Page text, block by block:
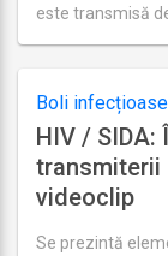
este transmisă
2018
Boli infecțioase
HIV / SIDA:
transmiterii
videoclip
Se prezintă